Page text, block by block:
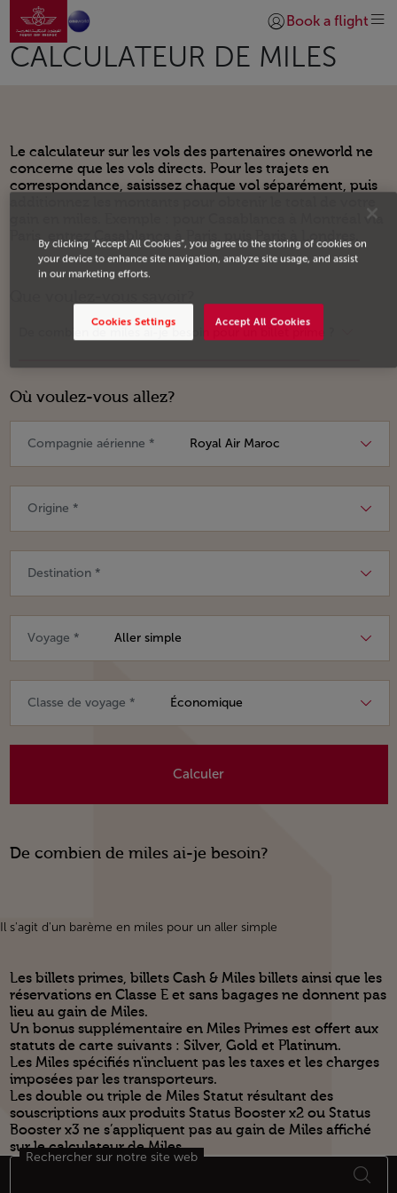
Saut au contenu principal
Aller à la page accueil
Se connecter |
Book a flight
CALCULATEUR DE MILES
Le calculateur sur les vols des partenaires oneworld ne
concerne que les vols directs. Pour les trajets en
correspondance, saisissez chaque vol séparément, puis
gain en miles. Exemple : pour Casablanca à Montréal via
Paris, entrez Casablanca à Paris, puis Paris à Londres.
De combien de miles ai-je besoin pour un billet prime ?
Où voulez-vous allez?
Compagnie aérienne *
Origine *
Destination *
Voyage *
Classe de voyage *
Calculer
De combien de miles ai-je besoin?
Il s'agit d'un barème en miles pour un aller simple
Les billets primes, billets Cash & Miles billets ainsi que les
réservations en Classe E et sans bagages ne donnent pas
lieu au gain de Miles.
Un bonus supplémentaire en Miles Primes est offert aux
statuts de carte suivants : Silver, Gold et Platinum.
Les Miles spécifiés n'incluent pas les taxes et les charges
imposées par les transporteurs.
Les double ou triple de Miles Statut résultant des
souscriptions aux produits Status Booster x2 ou Status
Booster x3 ne s’appliquent pas au gain de Miles affiché
sur le calculateur de Miles.
Bas de page Plan du site
Rechercher sur notre site web
By clicking “Accept All Cookies”, you agree to the storing of cookies on
your device to enhance site navigation, analyze site usage, and assist
in our marketing efforts.
Accept All Cookies
Cookies Settings